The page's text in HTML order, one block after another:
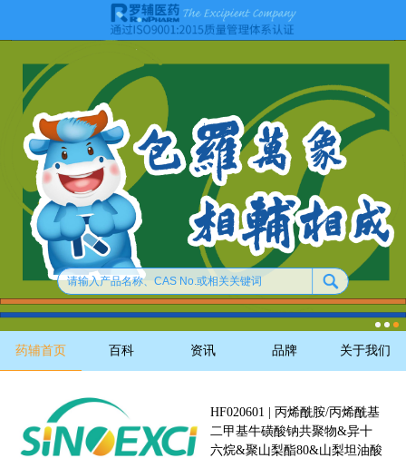
药辅首页 百科 资讯 品牌 关于我们
HF020601 | 丙烯酰胺/丙烯酰基
二甲基牛磺酸钠共聚物&异十
六烷&聚山梨酯80&山梨坦油酸